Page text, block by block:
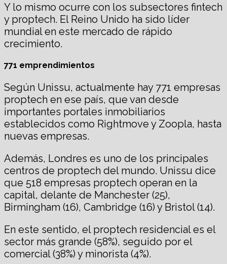
Y lo mismo ocurre con los subsectores fintech
y proptech. El Reino Unido ha sido líder
mundial en este mercado de rápido
crecimiento.
771 emprendimientos
Según Unissu, actualmente hay 771 empresas
proptech en ese país, que van desde
importantes portales inmobiliarios
establecidos como Rightmove y Zoopla, hasta
nuevas empresas.
Además, Londres es uno de los principales
centros de proptech del mundo. Unissu dice
que 518 empresas proptech operan en la
capital, delante de Manchester (25),
Birmingham (16), Cambridge (16) y Bristol (14).
En este sentido, el proptech residencial es el
sector más grande (58%), seguido por el
comercial (38%) y minorista (4%).